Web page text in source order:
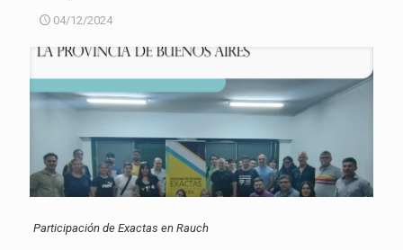
04/12/2024
Participación de Exactas en Rauch